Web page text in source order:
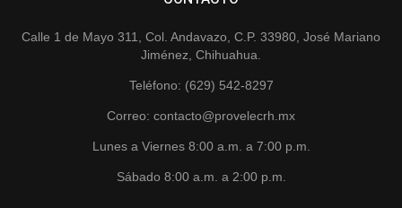
Calle 1 de Mayo 311, Col. Andavazo, C.P. 33980, José Mariano
Jiménez, Chihuahua.
Teléfono: (629) 542-8297
Correo: contacto@provelecrh.mx
Lunes a Viernes 8:00 a.m. a 7:00 p.m.
Sábado 8:00 a.m. a 2:00 p.m.